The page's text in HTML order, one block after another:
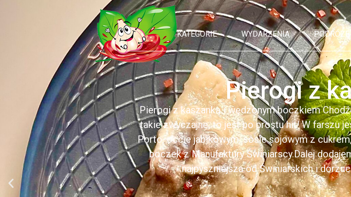
KATEGORIE WYDARZENIA PODRÓŻE
Pierogi z
Pierogi z kaszanką i wędzonym boczkiem
takie zwyczajne, to jest po prostu hit! W farszu
Porto, occie jabłkowym, sosie sojowym z
boczek z Manufaktury Świniarscy.Dalej
najpyszniejsza od Świniarskich i